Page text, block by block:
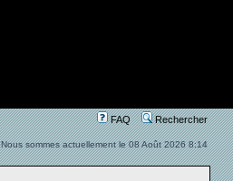
FAQ Rechercher
Nous sommes actuellement le 08 Août 2026 8:14